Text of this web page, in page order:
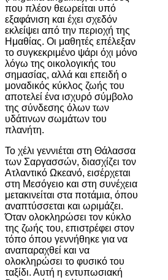
που πλέον θεωρείται υπό
εξαφάνιση και έχει σχεδόν
εκλείψει από την περιοχή της
Ημαθίας. Οι μαθητές επέλεξαν
το συγκεκριμένο ψάρι όχι μόνο
λόγω της οικολογικής του
σημασίας, αλλά και επειδή ο
μοναδικός κύκλος ζωής του
αποτελεί ένα ισχυρό σύμβολο
της σύνδεσης όλων των
υδάτινων σωμάτων του
πλανήτη.
Το χέλι γεννιέται στη Θάλασσα
των Σαργασσών, διασχίζει τον
Ατλαντικό Ωκεανό, εισέρχεται
στη Μεσόγειο και στη συνέχεια
μετακινείται στα ποτάμια, όπου
αναπτύσσεται και ωριμάζει.
Όταν ολοκληρώσει τον κύκλο
της ζωής του, επιστρέφει στον
τόπο όπου γεννήθηκε για να
αναπαραχθεί και να
ολοκληρώσει το φυσικό του
ταξίδι. Αυτή η εντυπωσιακή